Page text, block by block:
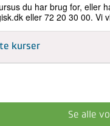
du har brug for, eller
eller 72 20 30 00. Vi
kurser
Se alle